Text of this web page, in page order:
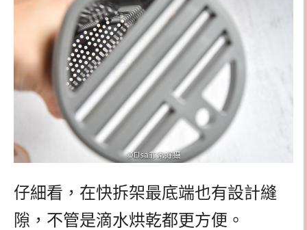
仔細看，在快拆架最底端也有設計縫
隙，不管是滴水烘乾都更方便。